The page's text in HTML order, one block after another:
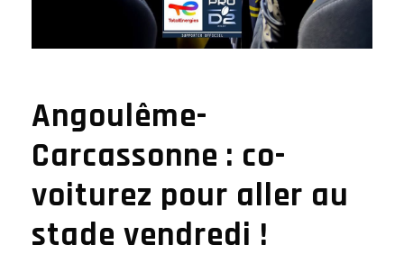
Angoulême-
Carcassonne : co-
voiturez pour aller au
stade vendredi !